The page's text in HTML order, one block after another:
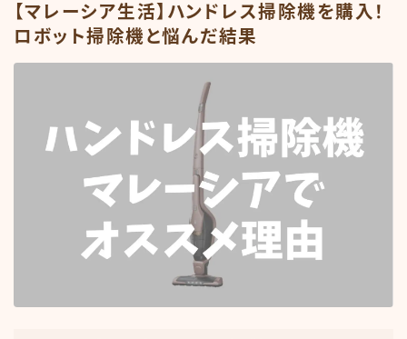
【マレーシア生活】ハンドレス掃除機を購入！
ロボット掃除機と悩んだ結果